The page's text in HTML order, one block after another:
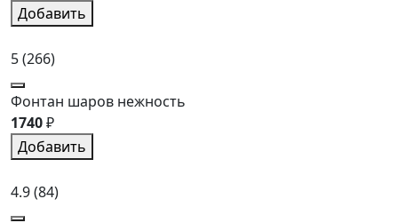
Добавить
5(266)
Фонтан шаров нежность
1740₽
Добавить
4.9(84)